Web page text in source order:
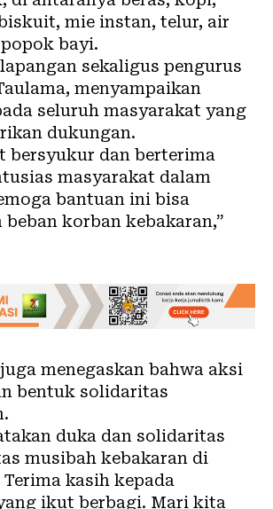
mie instan, telur, air
bayi.
sekaligus pengurus
menyampaikan
seluruh masyarakat yang
dukungan.
bersyukur dan berterima
masyarakat dalam
bantuan ini bisa
korban kebakaran,”
menegaskan bahwa aksi
bentuk solidaritas
duka dan solidaritas
musibah kebakaran di
kasih kepada
ikut berbagi. Mari kita